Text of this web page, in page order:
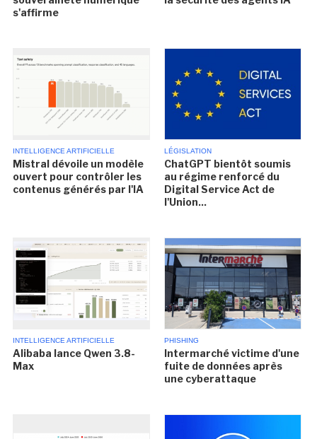
s'affirme
INTELLIGENCE ARTIFICIELLE
Mistral dévoile un modèle
ouvert pour contrôler les
contenus générés par l'IA
LÉGISLATION
ChatGPT bientôt soumis
au régime renforcé du
Digital Service Act de
l'Union...
INTELLIGENCE ARTIFICIELLE
Alibaba lance Qwen 3.8-
Max
PHISHING
Intermarché victime d'une
fuite de données après
une cyberattaque